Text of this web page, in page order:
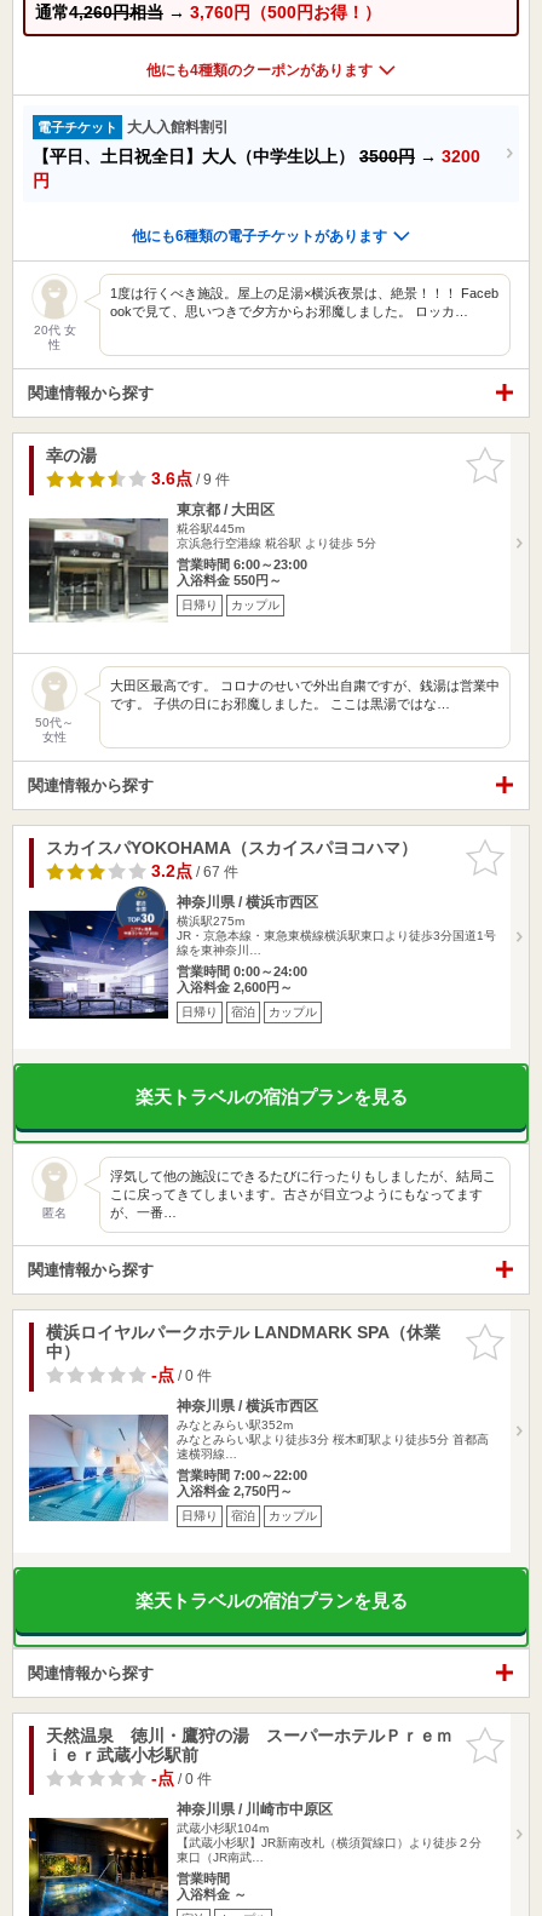
通常4,260円相当 → 3,760円（500円お得！）
他にも4種類のクーポンがあります
電子チケット 大人入館料割引
【平日、土日祝全日】大人（中学生以上） 3500円 → 3200
円
他にも6種類の電子チケットがあります
20代 女
性
1度は行くべき施設。屋上の足湯×横浜夜景は、絶景！！！ Faceb
ookで見て、思いつきで夕方からお邪魔しました。 ロッカ…
関連情報から探す
お気に入
りに追加
幸の湯
3.6点/ 9 件
東京都 / 大田区
糀谷駅445m
京浜急行空港線 糀谷駅 より徒歩 5分
営業時間 6:00～23:00
入浴料金 550円～
日帰り カップル
50代～
女性
大田区最高です。 コロナのせいで外出自粛ですが、銭湯は営業中
です。 子供の日にお邪魔しました。 ここは黒湯ではな…
関連情報から探す
お気に入
りに追加
スカイスパYOKOHAMA（スカイスパヨコハマ）
3.2点/ 67 件
神奈川県 / 横浜市西区
横浜駅275m
JR・京急本線・東急東横線横浜駅東口より徒歩3分国道1号
線を東神奈川…
営業時間 0:00～24:00
入浴料金 2,600円～
日帰り 宿泊 カップル
楽天トラベルの宿泊プランを見る
匿名
浮気して他の施設にできるたびに行ったりもしましたが、結局こ
こに戻ってきてしまいます。古さが目立つようにもなってます
が、一番…
関連情報から探す
お気に入
りに追加
横浜ロイヤルパークホテル LANDMARK SPA（休業
中）
-点/ 0 件
神奈川県 / 横浜市西区
みなとみらい駅352m
みなとみらい駅より徒歩3分 桜木町駅より徒歩5分 首都高
速横羽線…
営業時間 7:00～22:00
入浴料金 2,750円～
日帰り 宿泊 カップル
楽天トラベルの宿泊プランを見る
関連情報から探す
お気に入
りに追加
天然温泉 徳川・鷹狩の湯 スーパーホテルＰｒｅｍ
ｉｅｒ武蔵小杉駅前
-点/ 0 件
神奈川県 / 川崎市中原区
武蔵小杉駅104m
【武蔵小杉駅】JR新南改札（横須賀線口）より徒歩２分
東口（JR南武…
営業時間
入浴料金 ～